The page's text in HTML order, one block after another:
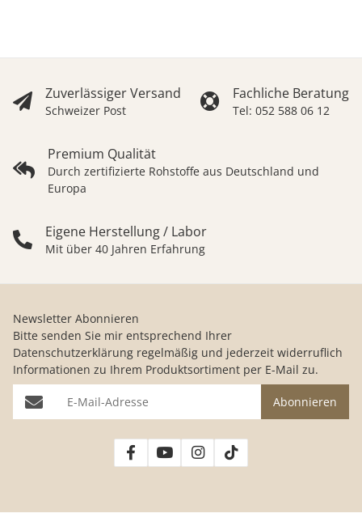
Zuverlässiger Versand
Schweizer Post
Fachliche Beratung
Tel: 052 588 06 12
Premium Qualität
Durch zertifizierte Rohstoffe aus Deutschland und
Europa
Eigene Herstellung / Labor
Mit über 40 Jahren Erfahrung
Newsletter Abonnieren
Bitte senden Sie mir entsprechend Ihrer
Datenschutzerklärung regelmäßig und jederzeit widerruflich
Informationen zu Ihrem Produktsortiment per E-Mail zu.
E-Mail-Adresse Abonnieren